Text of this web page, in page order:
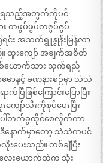
မွုရသည့်အတွက်ကိုပင်
း တဖွပ်ဖွပ်တဇွပ်ဇွပ်
း အသက်ရွူနွုန်းမြန်လာ
ထူးကျော် အချက်အစိတ်
စ်ယောက်သား သုက်ရည်
ာနှင့် ခဏနားစဉ်မှာ သဲသဲ
ဖြစ်ကြောင်းပြောပြီး
ော်လီးကိုစုပ်ပေးပြီး
ေါ်တက်ခွထိုင်စေလိုက်ကာ
နောက်မှာတော့ သဲသဲကပင်
းပေးသည်။ တစ်ချီပြီး
လေးယောက်ထဲက သုံး